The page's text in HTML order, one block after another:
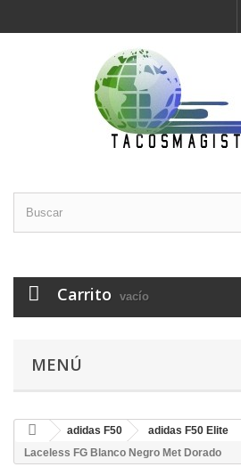
Carrito vacío
MENÚ
adidas F50 adidas F50 Elite
Laceless FG Blanco Negro Met Dorado